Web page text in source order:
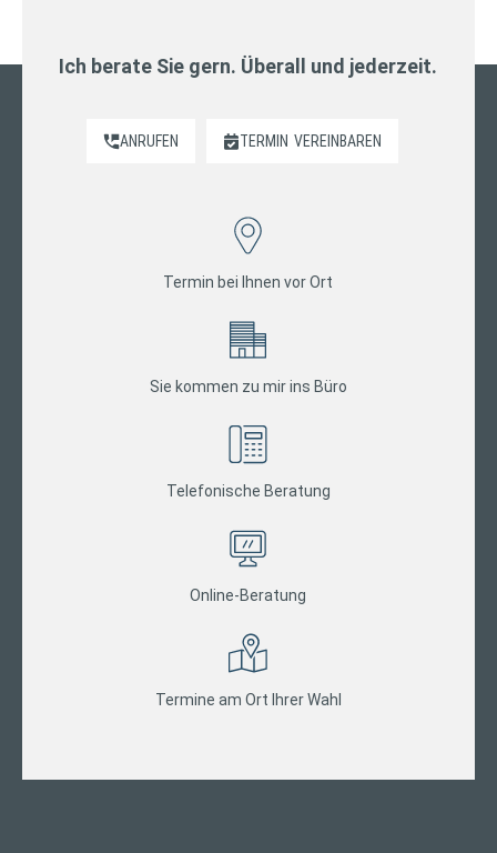
Ich berate Sie gern. Überall und jederzeit.
ANRUFEN TERMIN VEREINBAREN
Termin bei Ihnen vor Ort
Sie kommen zu mir ins Büro
Telefonische Beratung
Online-Beratung
Termine am Ort Ihrer Wahl